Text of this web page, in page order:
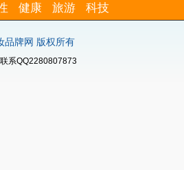
健康 旅游 科技
品牌网 版权所有
系QQ2280807873